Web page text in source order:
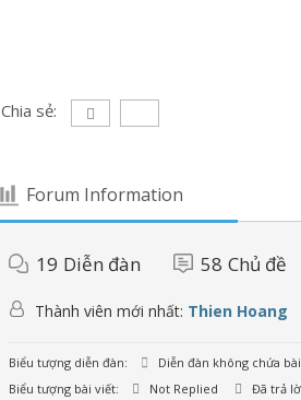
Chia sẻ:
Forum Information
19 Diễn đàn 58 Chủ đề
Thành viên mới nhất: Thien Hoang
Biểu tượng diễn đàn: Diễn đàn không chứa
Biểu tượng bài viết:
Not Replied Đã trả